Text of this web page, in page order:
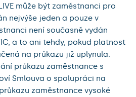
může být zaměstnanci pro
nejvýše jeden a pouze v
není současně vydán
a to ani tehdy, pokud platnost
na průkazu již uplynula.
průkazu zaměstnance s
Smlouva o spolupráci na
zaměstnance vysoké